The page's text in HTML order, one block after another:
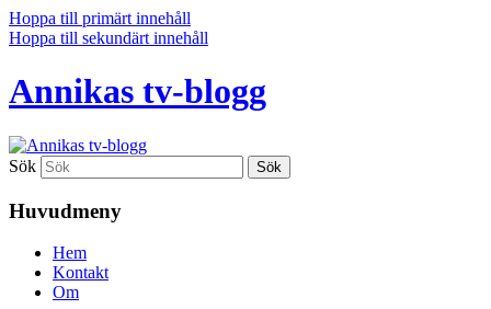
Hoppa till primärt innehåll
Hoppa till sekundärt innehåll
Annikas tv-blogg
Sök
Huvudmeny
Hem
Kontakt
Om